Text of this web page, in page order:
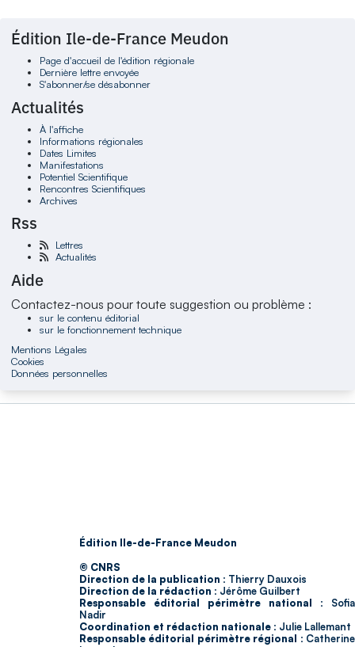
Édition Ile-de-France Meudon
Page d'accueil de l'édition régionale
Dernière lettre envoyée
S'abonner/se désabonner
Actualités
À l'affiche
Informations régionales
Dates Limites
Manifestations
Potentiel Scientifique
Rencontres Scientifiques
Archives
Rss
Lettres
Actualités
Aide
Contactez-nous pour toute suggestion ou problème :
sur le contenu éditorial
sur le fonctionnement technique
Mentions Légales
Cookies
Données personnelles
Édition Ile-de-France Meudon
© CNRS
Direction de la publication : Thierry Dauxois
Direction de la rédaction : Jérôme Guilbert
Responsable éditorial périmètre national : Sofia
Nadir
Coordination et rédaction nationale : Julie Lallemant
Responsable éditorial périmètre régional : Catherine